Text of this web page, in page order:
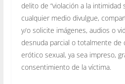
delito de “violación a la intimidad
cualquier medio divulgue,
y/o solicite imágenes, audios o
desnuda parcial o totalmente
erótico sexual, ya sea impreso,
consentimiento de la víctima.